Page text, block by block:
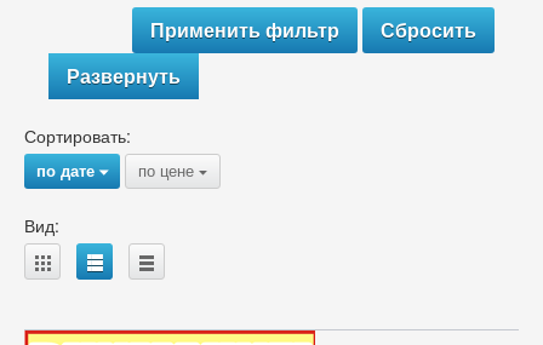
Развернуть
Сортировать:
по дате{ по цене {
Вид:
A B C